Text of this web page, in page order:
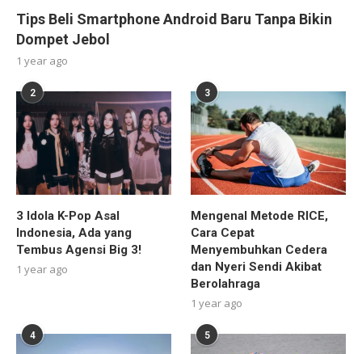
Tips Beli Smartphone Android Baru Tanpa Bikin
Dompet Jebol
1 year ago
2
3 Idola K-Pop Asal
Indonesia, Ada yang
Tembus Agensi Big 3!
1 year ago
3
Mengenal Metode RICE,
Cara Cepat
Menyembuhkan Cedera
dan Nyeri Sendi Akibat
Berolahraga
1 year ago
4 5